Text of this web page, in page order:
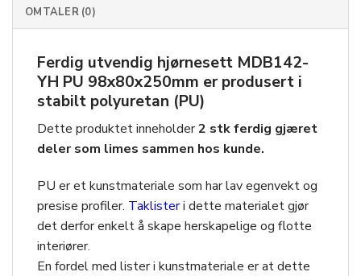
OMTALER (0)
Ferdig utvendig hjørnesett MDB142-
YH PU 98x80x250mm er produsert i
stabilt polyuretan (PU)
Dette produktet inneholder2 stk ferdig gjæret
deler som limes sammen hos kunde.
PU er et kunstmateriale som har lav egenvekt og
presise profiler. Taklisteri dette materialet gjør
det derfor enkelt å skape herskapelige og flotte
interiører.
En fordel med lister i kunstmateriale er at dette